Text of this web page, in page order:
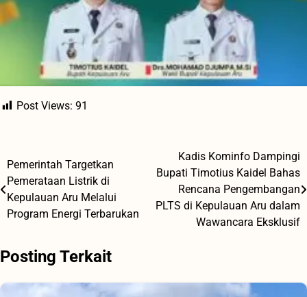
Post Views: 91
Navigasi
pos
Pemerintah Targetkan
Pemerataan Listrik di
Kepulauan Aru Melalui
Program Energi Terbarukan
Kadis Kominfo Dampingi
Bupati Timotius Kaidel Bahas
Rencana Pengembangan
PLTS di Kepulauan Aru dalam
Wawancara Eksklusif
Posting Terkait